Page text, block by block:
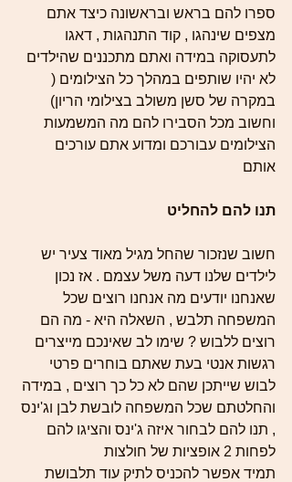
ספרו להם בראש ובראשונה כיצד אתם
מצפים שינהגו , קוד התנהגות , דאגו
לתעסוקה במידה ואתם מתכננים שהילדים
לא יהיו שותפים במהלך כל הצילומים (
במקרה של סשן משולב בצילומי הריון)
וחשוב מכל הסבירו להם מה המשמעות
הצילומים עבורכם ומדוע אתם עורכים
אותם
תנו להם להחליט
חשוב שנזכור שהחל מגיל מאוד צעיר יש
לילדים שלנו דעה משל עצמם . אז נכון
שאנחנו יודעים מה אנחנו רוצים שכל
המשפחה תלבש , השאלה היא - מה הם
רוצים ללבוש ? שימו לב שאינכם מייצרים
רגשות אנטי בעת שאתם בוחרים פרטי
לבוש שייתכן שהם לא כל כך רוצים , במידה
והחלטתם שכל המשפחה לובשת לבן וג'ינס
, תנו להם לבחור איזה ג'ינס והציגו להם
לפחות 2 אופציות של חולצות
תמיד אפשר להכניס לתיק עוד תלבושת